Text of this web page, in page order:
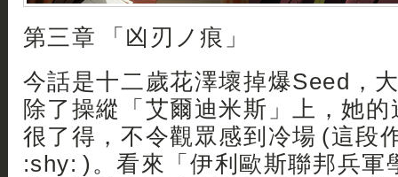
第三章 「凶刃ノ痕」
今話是十二歲花澤壞掉爆Seed，
除了操縱「艾爾迪米斯」上，她
很了得，不令觀眾感到冷場 (這段
:shy: )。看來「伊利歐斯聯邦兵軍